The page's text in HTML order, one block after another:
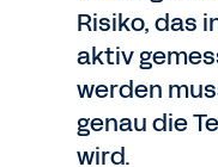
Risiko, das
aktiv
werden
genau die
wird.